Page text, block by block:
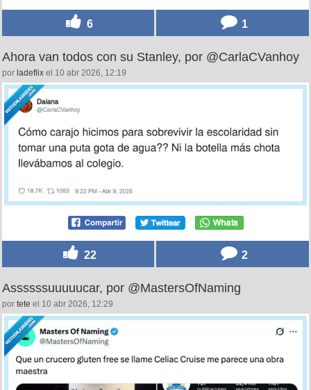
6 1
Ahora van todos con su Stanley, por @CarlaCVanhoy
por ladeflix el 10 abr 2026, 12:19
22 2
Assssssuuuuucar, por @MastersOfNaming
por tete el 10 abr 2026, 12:29